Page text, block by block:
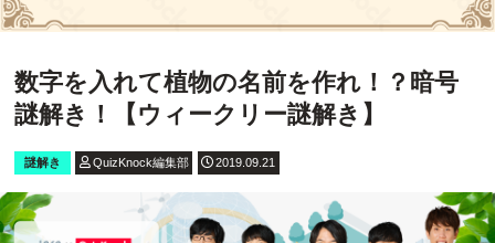
数字を入れて植物の名前を作れ！？暗号
謎解き！【ウィークリー謎解き】
謎解き QuizKnock編集部 2019.09.21